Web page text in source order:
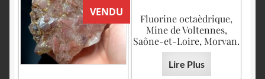
Fluorine octaèdrique,
Mine de Voltennes,
Saône-et-Loire, Morvan.
Lire Plus
VENDU